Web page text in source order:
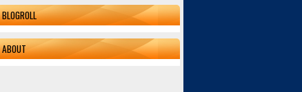
BLOGROLL
ABOUT